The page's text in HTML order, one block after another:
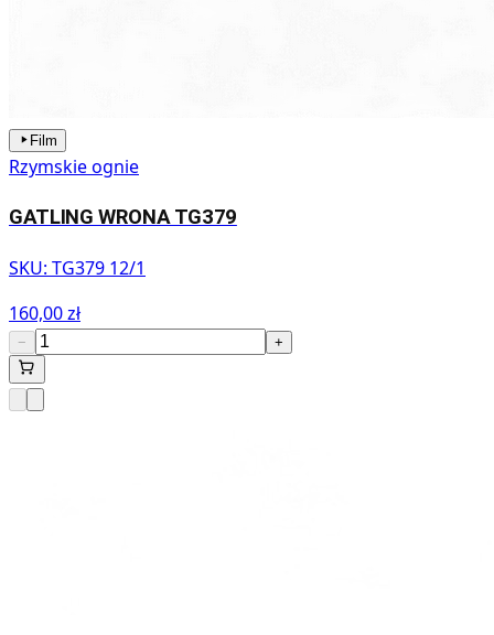
Film
Rzymskie ognie
GATLING WRONA TG379
SKU: TG379 12/1
160,00 zł
− +